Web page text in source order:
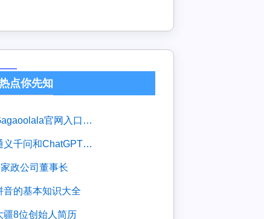
热点你先知
gagaoolala官网入口登录
通义千问和ChatGPT区别
e家政公司董事长
拼音的基本知识大全
大疆8位创始人简历